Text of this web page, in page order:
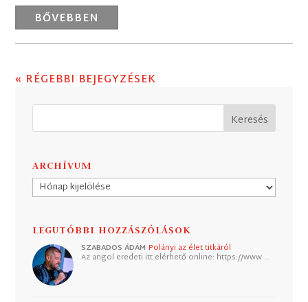
BŐVEBBEN
« RÉGEBBI BEJEGYZÉSEK
ARCHÍVUM
Archívum
LEGUTÓBBI HOZZÁSZÓLÁSOK
SZABADOS ÁDÁM Polányi az élet titkáról
Az angol eredeti itt elérhető online: https://www.…